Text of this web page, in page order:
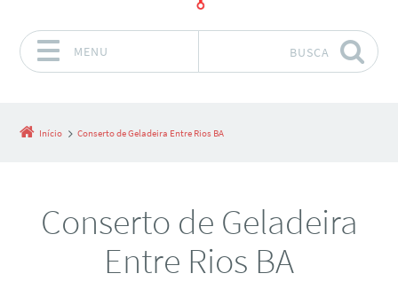
MENU BUSCA
Início Conserto de Geladeira Entre Rios BA
Conserto de Geladeira
Entre Rios BA